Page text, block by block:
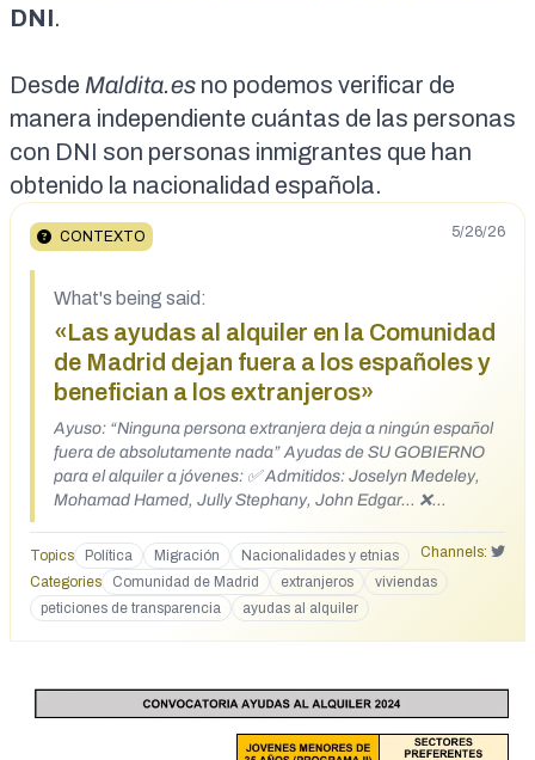
DNI.
Desde Maldita.es no podemos verificar de
manera independiente cuántas de las personas
con DNI son personas inmigrantes que han
obtenido la nacionalidad española.
CONTEXTO 5/26/26
What's being said:
«Las ayudas al alquiler en la Comunidad
de Madrid dejan fuera a los españoles y
benefician a los extranjeros»
Ayuso: “Ninguna persona extranjera deja a ningún español
fuera de absolutamente nada” Ayudas de SU GOBIERNO
para el alquiler a jóvenes: ✅ Admitidos: Joselyn Medeley,
Mohamad Hamed, Jully Stephany, John Edgar… ❌
https://x.com/Espball/status/2049067037322793005
https://x.com/hermanntertsch/status/204917775721343798
2
https://x.com/Isabelperezmoi1/status/20490751755476464
38
756
Topics Política Migración Nacionalidades y etnias
Channels:
Categories
Comunidad de Madrid extranjeros
viviendas
peticiones de transparencia
ayudas al alquiler